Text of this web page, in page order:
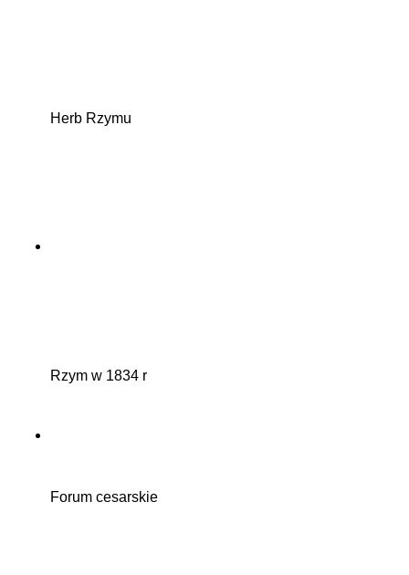
Herb Rzymu
Rzym w 1834 r
Forum cesarskie